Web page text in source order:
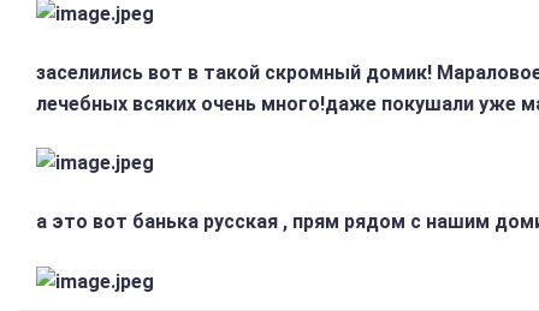
заселились вот в такой скромный домик!
лечебных всяких очень много!даже покушали уже
а это вот банька русская , прям рядом с нашим